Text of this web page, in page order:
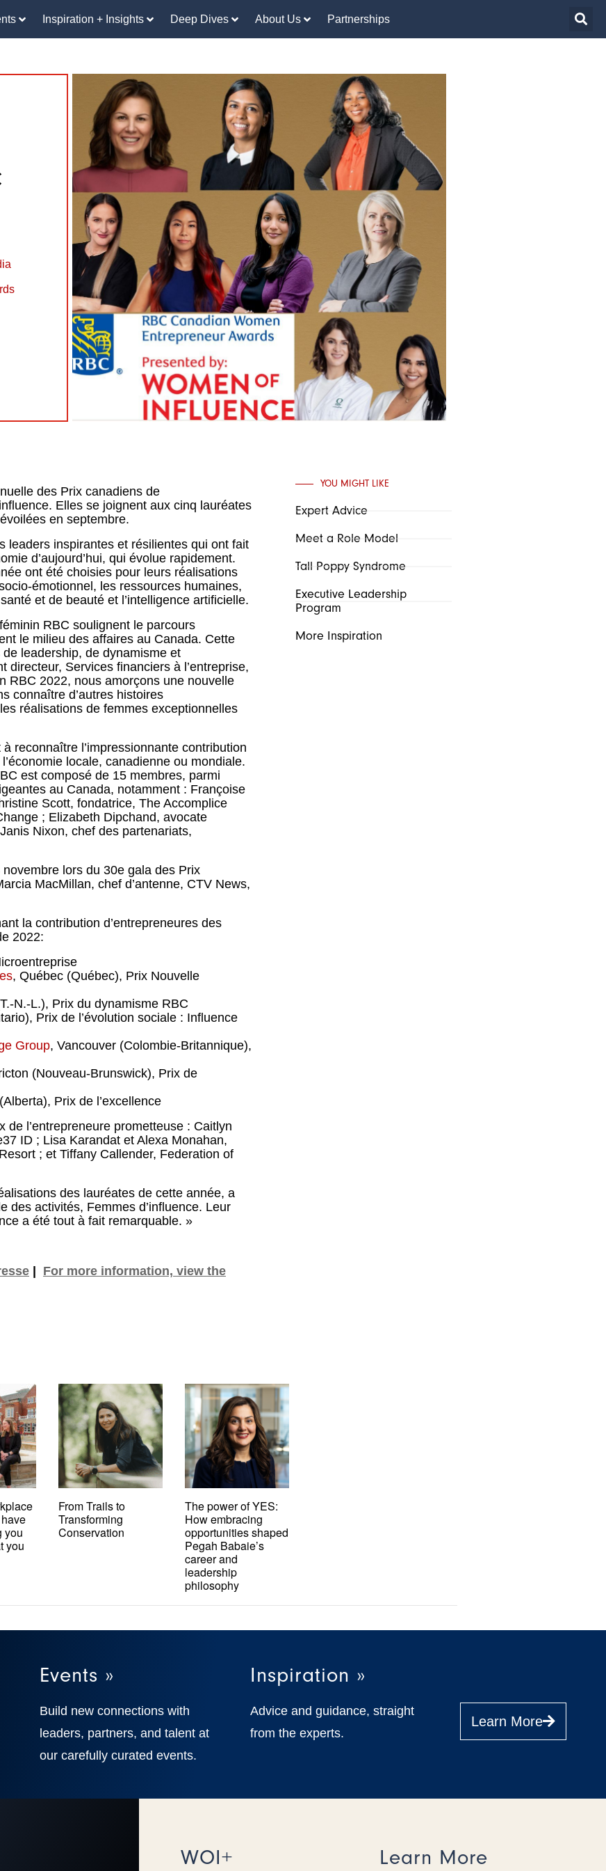
Inspiration + Insights Deep Dives About Us Partnerships
des Prix canadiens de
Elles se joignent aux cinq lauréates
en septembre.
leaders inspirantes et résilientes qui ont fait
d’aujourd’hui, qui évolue rapidement.
ont été choisies pour leurs réalisations
émotionnel, les ressources humaines,
et de beauté et l’intelligence artificielle.
RBC soulignent le parcours
le milieu des affaires au Canada. Cette
leadership, de dynamisme et
directeur, Services financiers à l’entreprise,
RBC 2022, nous amorçons une nouvelle
connaître d’autres histoires
réalisations de femmes exceptionnelles
reconnaître l’impressionnante contribution
locale, canadienne ou mondiale.
est composé de 15 membres, parmi
au Canada, notamment : Françoise
Scott, fondatrice, The Accomplice
; Elizabeth Dipchand, avocate
Nixon, chef des partenariats,
lors du 30e gala des Prix
MacMillan, chef d’antenne, CTV News,
la contribution d’entrepreneures des
2022:
, Québec (Québec), Prix Nouvelle
N.-L.), Prix du dynamisme RBC
Prix de l’évolution sociale : Influence
Group, Vancouver (Colombie-Britannique),
(Nouveau-Brunswick), Prix de
Prix de l’excellence
l’entrepreneure prometteuse : Caitlyn
ID ; Lisa Karandat et Alexa Monahan,
; et Tiffany Callender, Federation of
des lauréates de cette année, a
des activités, Femmes d’influence. Leur
a été tout à fait remarquable. »
For more information, view the
YOU MIGHT LIKE
Expert Advice
Meet a Role Model
Tall Poppy Syndrome
Executive Leadership
Program
More Inspiration
you
you
From Trails to
Transforming
Conservation
The power of YES:
How embracing
opportunities shaped
Pegah Babaie’s
career and
leadership
philosophy
Events »
Build new connections with
leaders, partners, and talent at
our carefully curated events.
Inspiration »
Advice and guidance, straight
from the experts.
Learn More
WOI+ Learn More